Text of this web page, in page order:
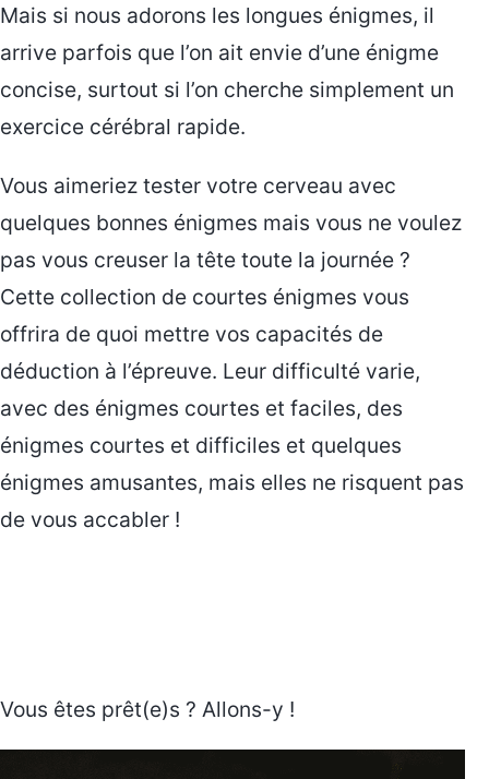
Mais si nous adorons les longues énigmes, il
arrive parfois que l’on ait envie d’une énigme
concise, surtout si l’on cherche simplement un
exercice cérébral rapide.
Vous aimeriez tester votre cerveau avec
quelques bonnes énigmes mais vous ne voulez
pas vous creuser la tête toute la journée ?
Cette collection de courtes énigmes vous
offrira de quoi mettre vos capacités de
déduction à l’épreuve. Leur difficulté varie,
avec des énigmes courtes et faciles, des
énigmes courtes et difficiles et quelques
énigmes amusantes, mais elles ne risquent pas
de vous accabler !
Vous êtes prêt(e)s ? Allons-y !